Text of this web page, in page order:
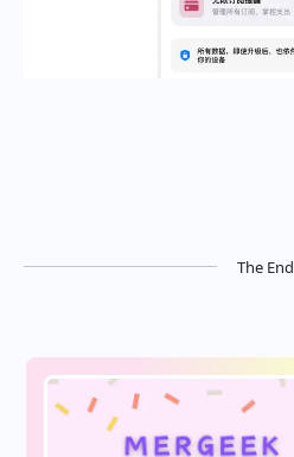
The End